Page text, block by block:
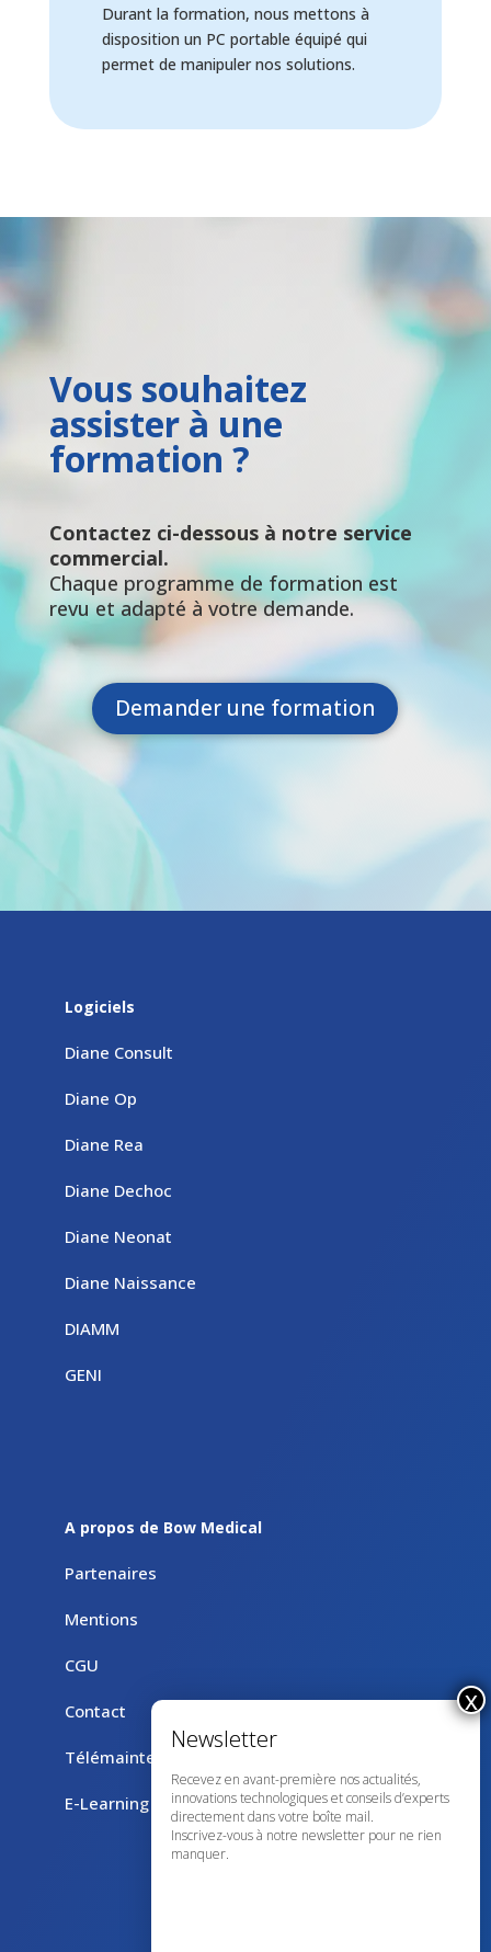
Durant la formation, nous mettons à
disposition un PC portable équipé qui
permet de manipuler nos solutions.
Vous souhaitez
assister à une
formation ?
Contactez ci-dessous à notre service
commercial.
Chaque programme de formation est
revu et adapté à votre demande.
Demander une formation
Logiciels
Diane Consult
Diane Op
Diane Rea
Diane Dechoc
Diane Neonat
Diane Naissance
DIAMM
GENI
A propos de Bow Medical
Partenaires
Mentions
CGU
Contact
Télémaintenance avec TeamViewer
E-Learning
Recevez en avant-première nos actualités,
innovations technologiques et conseils d’experts
directement dans votre boîte mail.
Inscrivez-vous à notre newsletter pour ne rien
manquer.